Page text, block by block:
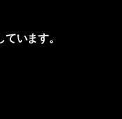
います。